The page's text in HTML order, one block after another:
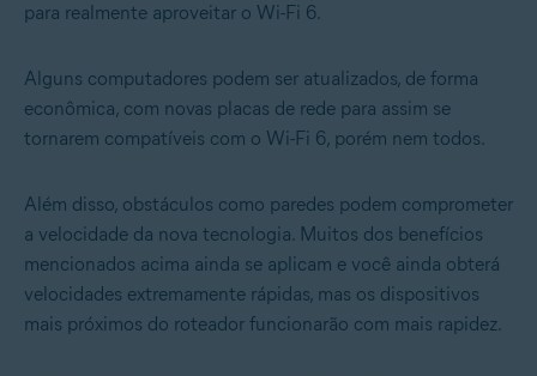
para realmente aproveitar o Wi-Fi 6.
Alguns computadores podem ser atualizados, de forma
econômica, com novas placas de rede para assim se
tornarem compatíveis com o Wi-Fi 6, porém nem todos.
Além disso, obstáculos como paredes podem comprometer
a velocidade da nova tecnologia. Muitos dos benefícios
mencionados acima ainda se aplicam e você ainda obterá
velocidades extremamente rápidas, mas os dispositivos
mais próximos do roteador funcionarão com mais rapidez.